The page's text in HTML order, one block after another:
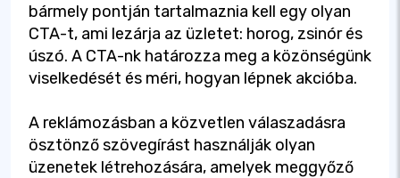
bármely pontján tartalmaznia kell egy olyan
CTA-t, ami lezárja az üzletet: horog, zsinór és
úszó. A CTA-nk határozza meg a közönségünk
viselkedését és méri, hogyan lépnek akcióba.
A reklámozásban a közvetlen válaszadásra
ösztönző szövegírást használják olyan
üzenetek létrehozására, amelyek meggyőző